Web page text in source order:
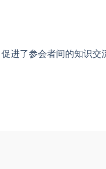
进了参会者间的知识